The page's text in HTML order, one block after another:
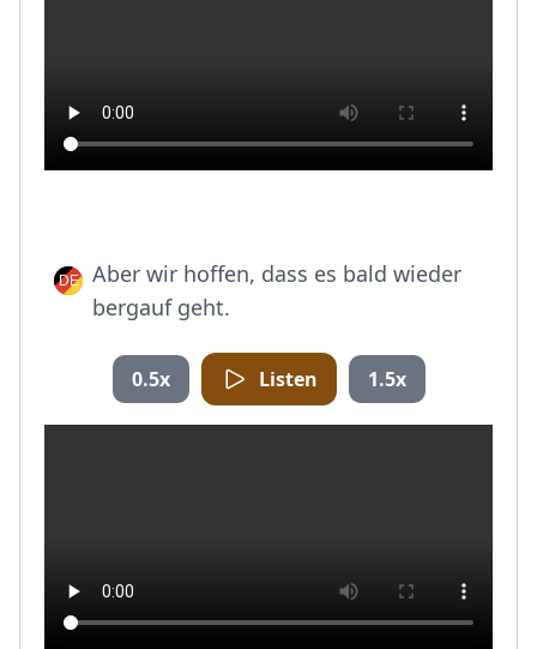
Aber wir hoffen, dass es bald wieder
bergauf geht.
0.5x Listen 1.5x